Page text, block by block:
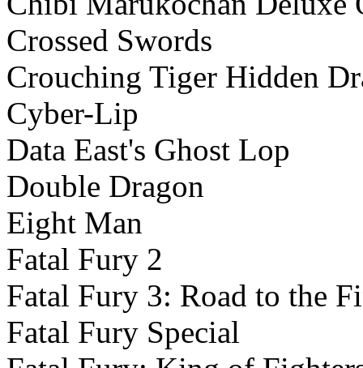
Crossed Swords
Crouching Tiger Hidden
Cyber-Lip
Data East's Ghost Lop
Double Dragon
Eight Man
Fatal Fury 2
Fatal Fury 3: Road to the
Fatal Fury Special